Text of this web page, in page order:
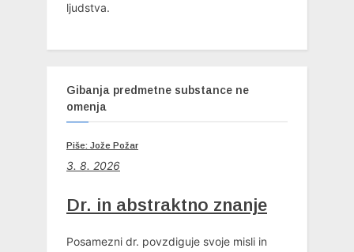
ljudstva.
Gibanja predmetne substance ne
omenja
Piše: Jože Požar
3. 8. 2026
Dr. in abstraktno znanje
Posamezni dr. povzdiguje svoje misli in